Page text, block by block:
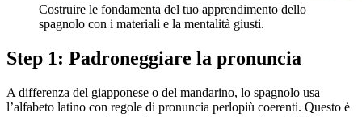
Costruire le fondamenta del tuo apprendimento dello
spagnolo con i materiali e la mentalità giusti.
Step 1: Padroneggiare la pronuncia
A differenza del giapponese o del mandarino, lo spagnolo usa
l’alfabeto latino con regole di pronuncia perlopiù coerenti. Questo è